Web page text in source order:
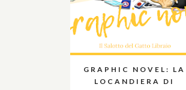
GRAPHIC NOVEL: LA
LOCANDIERA DI